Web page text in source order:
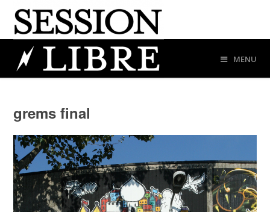
MENU
grems final